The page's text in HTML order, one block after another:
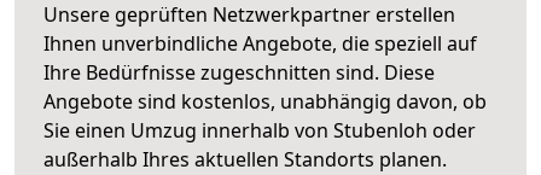
Unsere geprüften Netzwerkpartner erstellen
Ihnen unverbindliche Angebote, die speziell auf
Ihre Bedürfnisse zugeschnitten sind. Diese
Angebote sind kostenlos, unabhängig davon, ob
Sie einen Umzug innerhalb von Stubenloh oder
außerhalb Ihres aktuellen Standorts planen.